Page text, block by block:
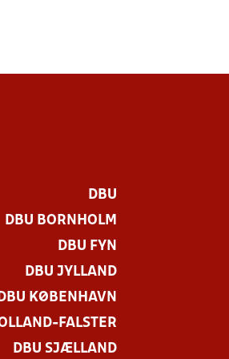
DBU
DBU BORNHOLM
DBU FYN
DBU JYLLAND
DBU KØBENHAVN
FALSTER
DBU SJÆLLAND